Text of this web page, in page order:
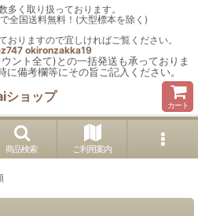
多く取り扱っております。
全国送料無料！(大型標本を除く)
おりますので宜しければご覧ください。
okironzakka19
ント全て)との一括発送も承っておりま
備考欄等にその旨ご記入ください。
ショップ
カート
商品検索 ご利用案内